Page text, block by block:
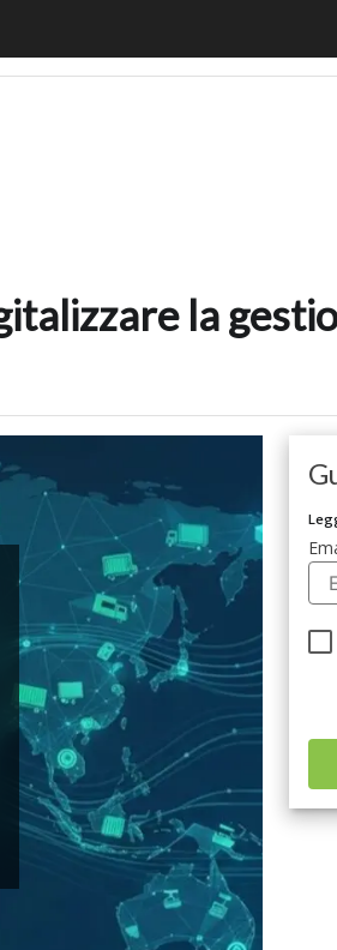
la gestione delle merci in
la